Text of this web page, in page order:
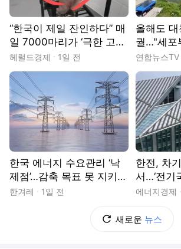
“한국이 제일 잔인하다” 매
일 7000마리가 ‘극한 고
통’에 노출…어쩌다 이렇게
까지 [지구, 뭐래?]
헤럴드경제 1일 전
올해도
궐…"세포
다"
연합뉴스TV
한국 에너지 수요관리 ‘낙
제점’…감축 목표 못 지키자
목표치 낮춘 정부
한겨레 1일 전
한전, 차
서…‘전기
관심 쏠려
에너지경제
새로운 뉴스